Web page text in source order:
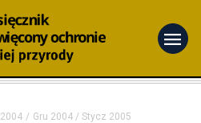
menu
2004
Gru 2004 / Stycz 2005